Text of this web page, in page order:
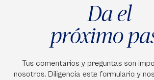
Da el
próximo
Tus comentarios y preguntas son
nosotros. Diligencia este formulario y